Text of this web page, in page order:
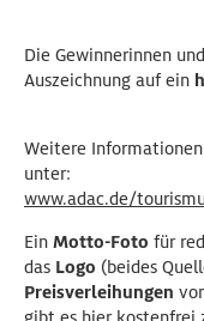
Die Gewinnerinnen
Auszeichnung auf ein
Weitere
unter:
www.adac.de/
Ein Motto-Foto für
das Logo (beides
Preisverleihungen